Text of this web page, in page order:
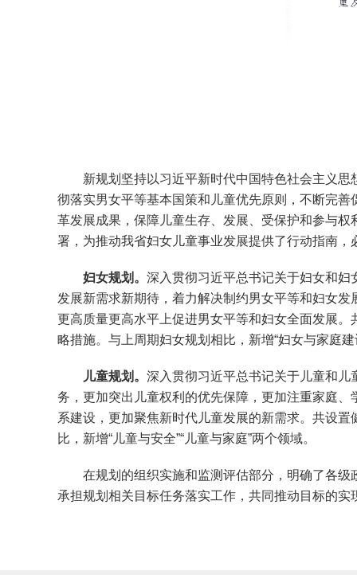
新规划坚持以习近平新时代中国特色社会主义思
彻落实男女平等基本国策和儿童优先原则，不断完
革发展成果，保障儿童生存、发展、受保护和参与
署，为推动我省妇女儿童事业发展提供了行动指南，
妇女规划。 深入贯彻习近平总书记关于妇女和
发展新需求新期待，着力解决制约男女平等和妇女
更高质量更高水平上促进男女平等和妇女全面发展
略措施。与上周期妇女规划相比，新增“妇女与家庭建
儿童规划。 深入贯彻习近平总书记关于儿童和
务，更加突出儿童权利的优先保障，更加注重家庭
系建设，更加聚焦新时代儿童发展的新需求。共设
比，新增“儿童与安全”“儿童与家庭”两个领域。
在规划的组织实施和监测评估部分，明确了各级
承担规划相关目标任务落实工作，共同推动目标的实